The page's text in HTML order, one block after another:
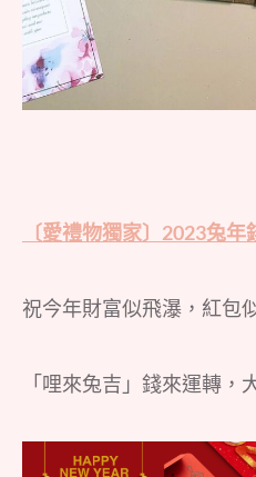
〔愛禮物獨家〕2023兔
祝今年財富似飛瀑，紅包
「哩來兔吉」錢來運轉，